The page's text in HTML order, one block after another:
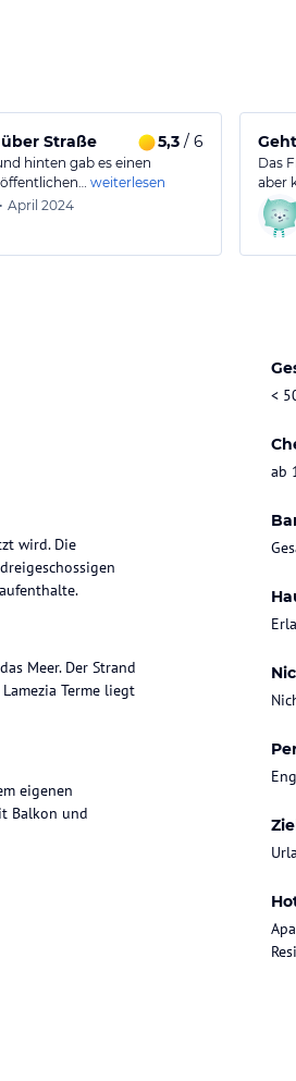
Straße 5,3/ 6
hinten gab es einen
weiterlesen
• April 2024
Das
aber
<
ab
wird. Die
Meer. Der Strand
Terme liegt
eigenen
Balkon und
Das